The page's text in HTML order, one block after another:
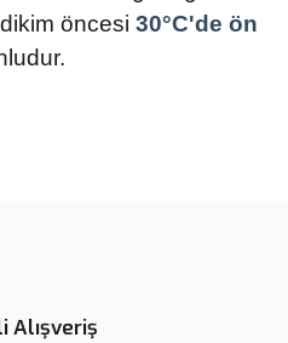
öncesi 30°C'de ön
Alışveriş